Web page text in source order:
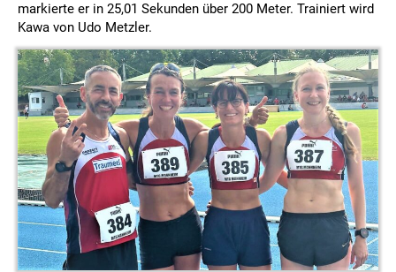
markierte er in 25,01 Sekunden über 200 Meter. Trainiert wird
Kawa von Udo Metzler.